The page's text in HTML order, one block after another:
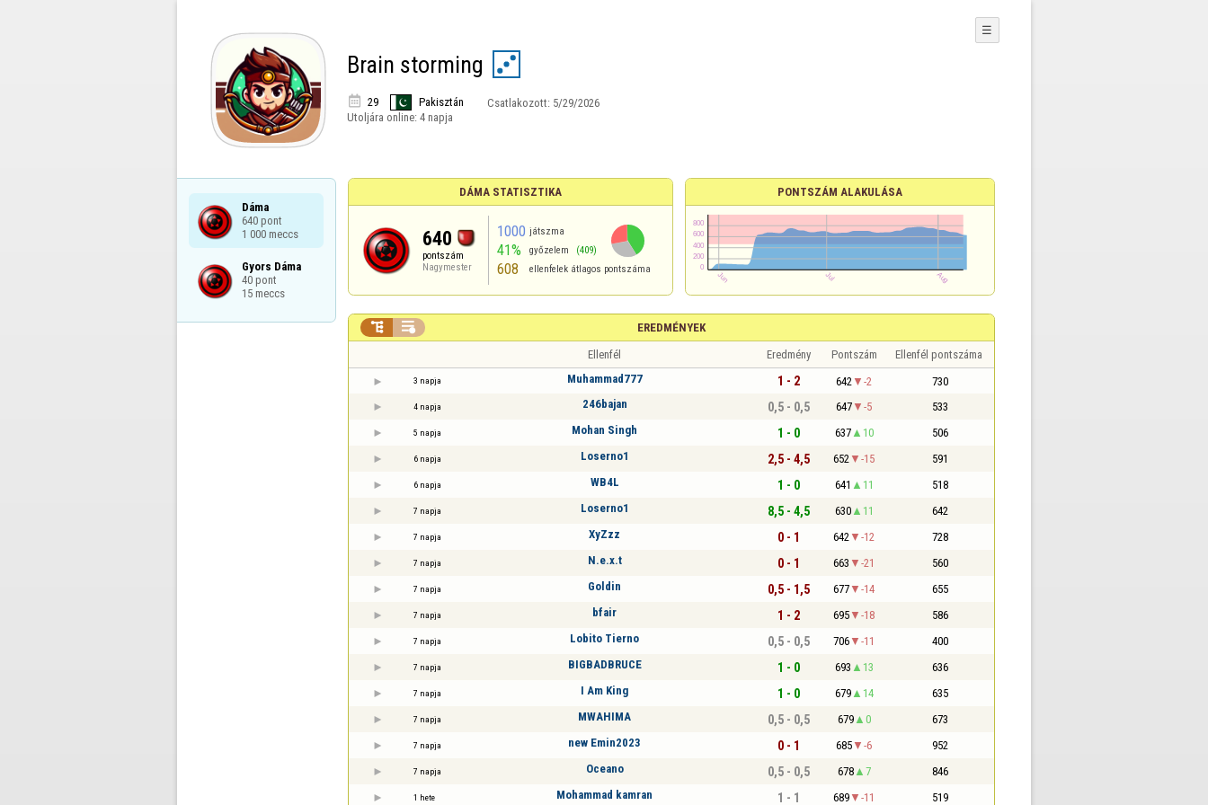
Brain storming
 29 Pakisztán Csatlakozott: 5/29/2026
Utoljára online: 4 napja
☰
Dáma
640 pont
1 000 meccs
Gyors Dáma
40 pont
15 meccs
DÁMA STATISZTIKA
640
pontszám
Nagymester
1000 játszma
41% győzelem (409)
608 ellenfelek átlagos pontszáma
PONTSZÁM ALAKULÁSA
EREDMÉNYEK
 
Ellenfél Eredmény Pontszám Ellenfél pontszáma
3 napja Muhammad777 1 - 2 642 -2 730
4 napja 246bajan 0,5 - 0,5 647 -5 533
5 napja Mohan Singh 1 - 0 637 10 506
6 napja Loserno1 2,5 - 4,5 652 -15 591
6 napja WB4L 1 - 0 641 11 518
7 napja Loserno1 8,5 - 4,5 630 11 642
7 napja XyZzz 0 - 1 642 -12 728
7 napja N.e.x.t 0 - 1 663 -21 560
7 napja Goldin 0,5 - 1,5 677 -14 655
7 napja bfair 1 - 2 695 -18 586
7 napja Lobito Tierno 0,5 - 0,5 706 -11 400
7 napja BIGBADBRUCE 1 - 0 693 13 636
7 napja I Am King 1 - 0 679 14 635
7 napja MWAHIMA 0,5 - 0,5 679 0 673
7 napja new Emin2023 0 - 1 685 -6 952
7 napja Oceano 0,5 - 0,5 678 7 846
1 hete Mohammad kamran 1 - 1 689 -11 519